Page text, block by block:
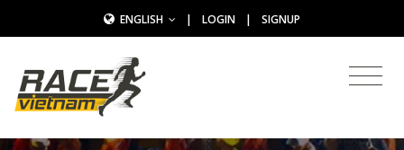
ENGLISH | LOGIN | SIGNUP